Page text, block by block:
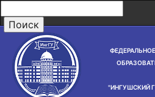
"ИНГУШСКИЙ